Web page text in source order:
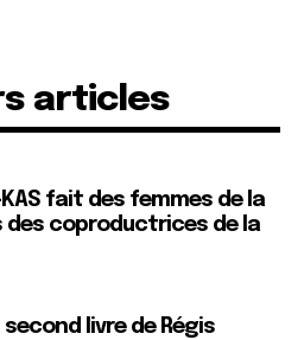
articles
KAS fait des femmes de la
des coproductrices de la
livre de Régis